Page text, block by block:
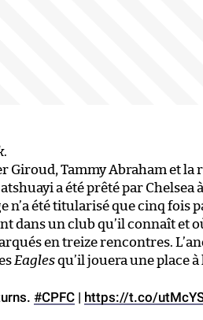
.
Giroud, Tammy Abraham et la
a été prêté par Chelsea
n’a été titularisé que cinq fois
dans un club qu’il connaît et
en treize rencontres.
Eaglesqu’il jouera une place à
#CPFC | https://t.co/